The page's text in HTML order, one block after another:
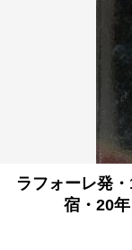
ラフォーレ発
宿・20